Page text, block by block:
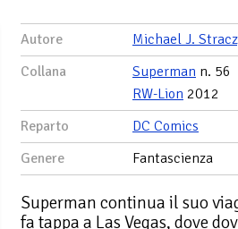
Autore
Michael J.
Collana
Superman n. 56
RW-Lion 2012
Reparto
DC Comics
Genere
Fantascienza
Superman continua il suo
fa tappa a Las Vegas, dove